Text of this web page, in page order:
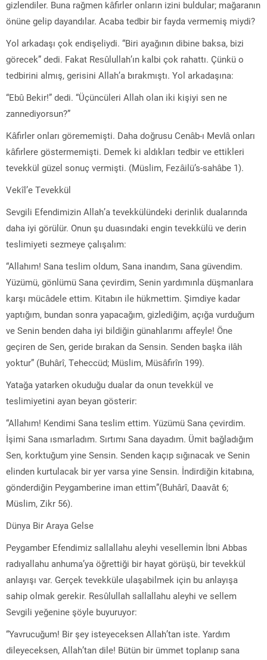
gizlendiler. Buna rağmen kâfirler onların izini buldular; mağaranın
önüne gelip dayandılar. Acaba tedbir bir fayda vermemiş miydi?
Yol arkadaşı çok endişeliydi. “Biri ayağının dibine baksa, bizi
görecek” dedi. Fakat Resûlullah’ın kalbi çok rahattı. Çünkü o
tedbirini almış, gerisini Allah’a bırakmıştı. Yol arkadaşına:
“Ebû Bekir!” dedi. “Üçüncüleri Allah olan iki kişiyi sen ne
zannediyorsun?”
Kâfirler onları görememişti. Daha doğrusu Cenâb-ı Mevlâ onları
kâfirlere göstermemişti. Demek ki aldıkları tedbir ve ettikleri
tevekkül güzel sonuç vermişti. (Müslim, Fezâilü’s-sahâbe 1).
Vekîl’e Tevekkül
Sevgili Efendimizin Allah’a tevekkülündeki derinlik dualarında
daha iyi görülür. Onun şu duasındaki engin tevekkülü ve derin
teslimiyeti sezmeye çalışalım:
“Allahım! Sana teslim oldum, Sana inandım, Sana güvendim.
Yüzümü, gönlümü Sana çevirdim, Senin yardımınla düşmanlara
karşı mücâdele ettim. Kitabın ile hükmettim. Şimdiye kadar
yaptığım, bundan sonra yapacağım, gizlediğim, açığa vurduğum
ve Senin benden daha iyi bildiğin günahlarımı affeyle! Öne
geçiren de Sen, geride bırakan da Sensin. Senden başka ilâh
yoktur” (Buhârî, Teheccüd; Müslim, Müsâfirîn 199).
Yatağa yatarken okuduğu dualar da onun tevekkül ve
teslimiyetini ayan beyan gösterir:
“Allahım! Kendimi Sana teslim ettim. Yüzümü Sana çevirdim.
İşimi Sana ısmarladım. Sırtımı Sana dayadım. Ümit bağladığım
Sen, korktuğum yine Sensin. Senden kaçıp sığınacak ve Senin
elinden kurtulacak bir yer varsa yine Sensin. İndirdiğin kitabına,
gönderdiğin Peygamberine iman ettim”(Buhârî, Daavât 6;
Müslim, Zikr 56).
Dünya Bir Araya Gelse
Peygamber Efendimiz sallallahu aleyhi vesellemin İbni Abbas
radıyallahu anhuma’ya öğrettiği bir hayat görüşü, bir tevekkül
anlayışı var. Gerçek tevekküle ulaşabilmek için bu anlayışa
sahip olmak gerekir. Resûlullah sallallahu aleyhi ve sellem
Sevgili yeğenine şöyle buyuruyor:
“Yavrucuğum! Bir şey isteyeceksen Allah’tan iste. Yardım
dileyeceksen, Allah’tan dile! Bütün bir ümmet toplanıp sana